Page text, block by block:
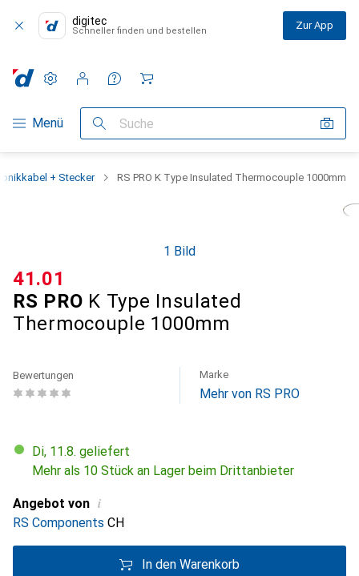
digitec
Schneller finden und bestellen Zur App
Navigation nach Kategorien
Menü Suche
Einstellungen
Kundenkonto
Vergleichslisten
Merklisten
Warenkorb
+ Stecker RS PRO K Type Insulated Thermocouple 1000mm
1 Bild
RS PRO K Type Insulated
Thermocouple 1000mm
CHF
41.01
Bewertungen Marke
Mehr von RS PRO
Di, 11.8. geliefert
Mehr als 10 Stück an Lager beim Drittanbieter
Angebot von i
RS Components CH
In den Warenkorb